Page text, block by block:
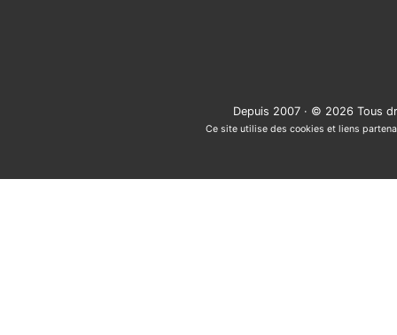
Depuis 2007 · © 2026 Tous
Ce site utilise des cookies et liens